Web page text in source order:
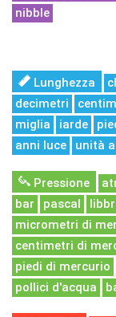
nibble
Lunghezza
decimetri
miglia
iarde
anni luce
unità
Pressione
bar
pascal
micrometri di
centimetri di
piedi di mercurio
pollici d'acqua